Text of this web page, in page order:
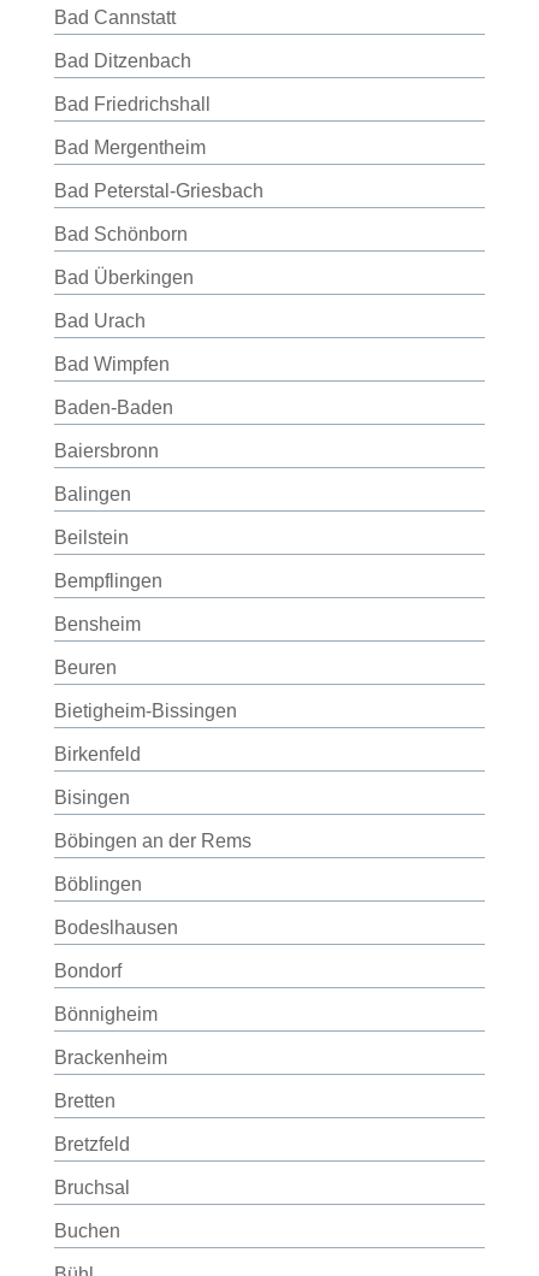
Bad Cannstatt
Bad Ditzenbach
Bad Friedrichshall
Bad Mergentheim
Bad Peterstal-Griesbach
Bad Schönborn
Bad Überkingen
Bad Urach
Bad Wimpfen
Baden-Baden
Baiersbronn
Balingen
Beilstein
Bempflingen
Bensheim
Beuren
Bietigheim-Bissingen
Birkenfeld
Bisingen
Böbingen an der Rems
Böblingen
Bodeslhausen
Bondorf
Bönnigheim
Brackenheim
Bretten
Bretzfeld
Bruchsal
Buchen